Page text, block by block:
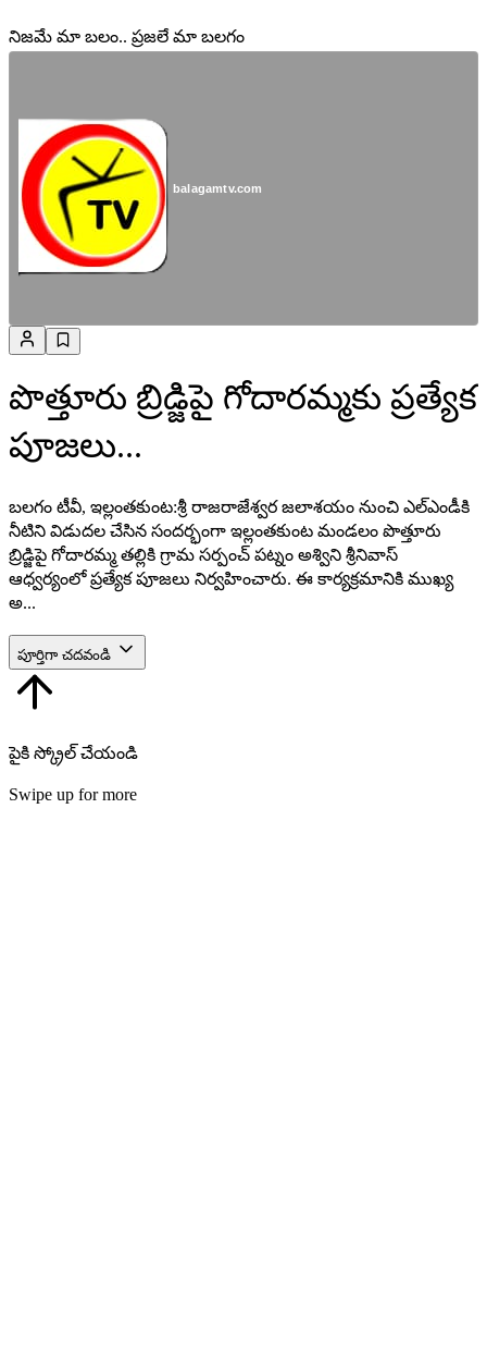
నిజమే మా బలం.. ప్రజలే మా బలగం
balagamtv.com
పొత్తూరు బ్రిడ్జిపై గోదారమ్మకు ప్రత్యేక
పూజలు...
బలగం టీవీ, ఇల్లంతకుంట:శ్రీ రాజరాజేశ్వర జలాశయం నుంచి ఎల్‌ఎండీకి
నీటిని విడుదల చేసిన సందర్భంగా ఇల్లంతకుంట మండలం పొత్తూరు
బ్రిడ్జిపై గోదారమ్మ తల్లికి గ్రామ సర్పంచ్ పట్నం అశ్విని శ్రీనివాస్
ఆధ్వర్యంలో ప్రత్యేక పూజలు నిర్వహించారు. ఈ కార్యక్రమానికి ముఖ్య
అ...
పూర్తిగా చదవండి
పైకి స్క్రోల్ చేయండి
Swipe up for more